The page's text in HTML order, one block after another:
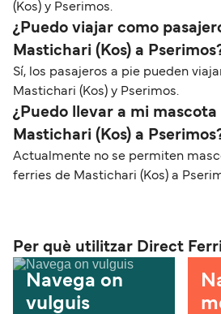
(Kos) y Pserimos.
¿Puedo viajar como
Mastichari (Kos) a
Sí, los pasajeros a pie pueden
Mastichari (Kos) y Pserimos.
¿Puedo llevar a mi
Mastichari (Kos) a
Actualmente no se permiten
ferries de Mastichari (Kos) a
Per què utilitzar Direct
Navega on
vulguis